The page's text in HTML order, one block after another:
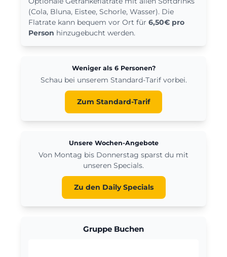
(Cola, Bluna, Eistee, Schorle, Wasser). Die
Flatrate kann bequem vor Ort für6,50€ pro
Person hinzugebucht werden.
Weniger als 6 Personen?
Schau bei unserem Standard-Tarif vorbei.
Zum Standard-Tarif
Unsere Wochen-Angebote
Von Montag bis Donnerstag sparst du mit
unseren Specials.
Zu den Daily Specials
Gruppe Buchen